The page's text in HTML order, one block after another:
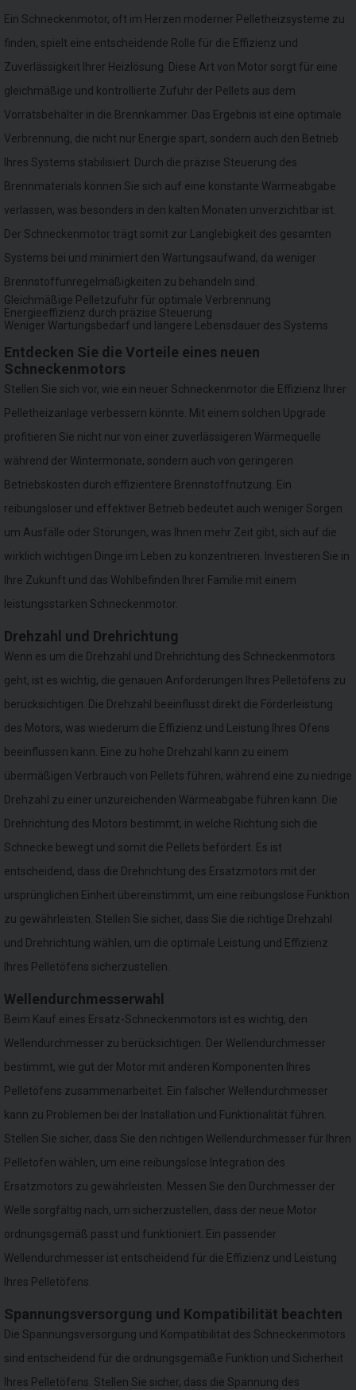
Ein Schneckenmotor, oft im Herzen moderner Pelletheizsysteme zu
finden, spielt eine entscheidende Rolle für die Effizienz und
Zuverlässigkeit Ihrer Heizlösung. Diese Art von Motor sorgt für eine
gleichmäßige und kontrollierte Zufuhr der Pellets aus dem
Vorratsbehälter in die Brennkammer. Das Ergebnis ist eine optimale
Verbrennung, die nicht nur Energie spart, sondern auch den Betrieb
Ihres Systems stabilisiert. Durch die präzise Steuerung des
Brennmaterials können Sie sich auf eine konstante Wärmeabgabe
verlassen, was besonders in den kalten Monaten unverzichtbar ist.
Der Schneckenmotor trägt somit zur Langlebigkeit des gesamten
Systems bei und minimiert den Wartungsaufwand, da weniger
Brennstoffunregelmäßigkeiten zu behandeln sind.
Gleichmäßige Pelletzufuhr für optimale Verbrennung
Energieeffizienz durch präzise Steuerung
Weniger Wartungsbedarf und längere Lebensdauer des Systems
Entdecken Sie die Vorteile eines neuen
Schneckenmotors
Stellen Sie sich vor, wie ein neuer Schneckenmotor die Effizienz Ihrer
Pelletheizanlage verbessern könnte. Mit einem solchen Upgrade
profitieren Sie nicht nur von einer zuverlässigeren Wärmequelle
während der Wintermonate, sondern auch von geringeren
Betriebskosten durch effizientere Brennstoffnutzung. Ein
reibungsloser und effektiver Betrieb bedeutet auch weniger Sorgen
um Ausfälle oder Störungen, was Ihnen mehr Zeit gibt, sich auf die
wirklich wichtigen Dinge im Leben zu konzentrieren. Investieren Sie in
Ihre Zukunft und das Wohlbefinden Ihrer Familie mit einem
leistungsstarken Schneckenmotor.
Drehzahl und Drehrichtung
Wenn es um die Drehzahl und Drehrichtung des Schneckenmotors
geht, ist es wichtig, die genauen Anforderungen Ihres Pelletöfens zu
berücksichtigen. Die Drehzahl beeinflusst direkt die Förderleistung
des Motors, was wiederum die Effizienz und Leistung Ihres Ofens
beeinflussen kann. Eine zu hohe Drehzahl kann zu einem
übermäßigen Verbrauch von Pellets führen, während eine zu niedrige
Drehzahl zu einer unzureichenden Wärmeabgabe führen kann. Die
Drehrichtung des Motors bestimmt, in welche Richtung sich die
Schnecke bewegt und somit die Pellets befördert. Es ist
entscheidend, dass die Drehrichtung des Ersatzmotors mit der
ursprünglichen Einheit übereinstimmt, um eine reibungslose Funktion
zu gewährleisten. Stellen Sie sicher, dass Sie die richtige Drehzahl
und Drehrichtung wählen, um die optimale Leistung und Effizienz
Ihres Pelletöfens sicherzustellen.
Wellendurchmesserwahl
Beim Kauf eines Ersatz-Schneckenmotors ist es wichtig, den
Wellendurchmesser zu berücksichtigen. Der Wellendurchmesser
bestimmt, wie gut der Motor mit anderen Komponenten Ihres
Pelletöfens zusammenarbeitet. Ein falscher Wellendurchmesser
kann zu Problemen bei der Installation und Funktionalität führen.
Stellen Sie sicher, dass Sie den richtigen Wellendurchmesser für Ihren
Pelletofen wählen, um eine reibungslose Integration des
Ersatzmotors zu gewährleisten. Messen Sie den Durchmesser der
Welle sorgfältig nach, um sicherzustellen, dass der neue Motor
ordnungsgemäß passt und funktioniert. Ein passender
Wellendurchmesser ist entscheidend für die Effizienz und Leistung
Ihres Pelletöfens.
Spannungsversorgung und Kompatibilität beachten
Die Spannungsversorgung und Kompatibilität des Schneckenmotors
sind entscheidend für die ordnungsgemäße Funktion und Sicherheit
Ihres Pelletöfens. Stellen Sie sicher, dass die Spannung des